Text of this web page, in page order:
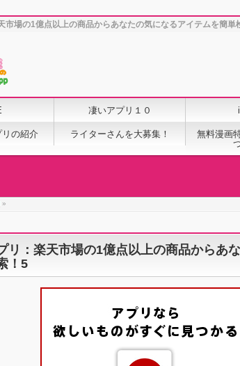
市場の1億点以上の商品からあなたの気になるアイテムを簡単
凄いアプリ１０
の紹介 ライターさんを大募集！
無料漫画
»
リ：楽天市場の1億点以上の商品からあ
！5